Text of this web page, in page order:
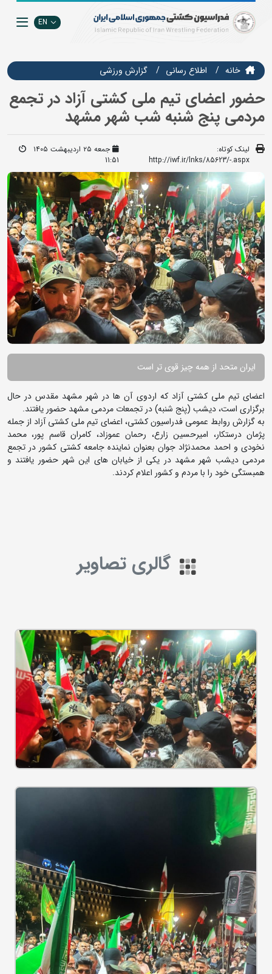
EN
خانه اطلاع رسانی گزارش ورزشی
حضور اعضای تیم ملی کشتی آزاد در تجمع
مردمی پنج شنبه شب شهر مشهد
لینک کوتاه:
http://iwf.ir/lnks/85623/-.aspx
جمعه ۲۵ اردیبهشت ۱۴۰۵
11:51
ایران متحد از همه چیز قوی تر است
اعضای تیم ملی کشتی آزاد که اردوی آن ها در شهر مشهد مقدس در حال
برگزاری است، دیشب (پنج شنبه) در تجمعات مردمی مشهد حضور یافتند.
به گزارش روابط عمومی فدراسیون کشتی، اعضای تیم ملی کشتی آزاد از جمله
پژمان درستکار، امیرحسین زارع، رحمان عموزاد، کامران قاسم پور، محمد
نخودی و احمد محمدنژاد جوان بعنوان نماینده جامعه کشتی کشور در تجمع
مردمی دیشب شهر مشهد در یکی از خیابان های این شهر حضور یافتند و
همبستگی خود را با مردم و کشور اعلام کردند.
گالری تصاویر